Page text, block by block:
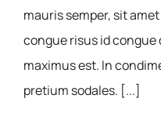
mauris semper, sit
congue risus id congue
maximus est. In
pretium sodales. [...]